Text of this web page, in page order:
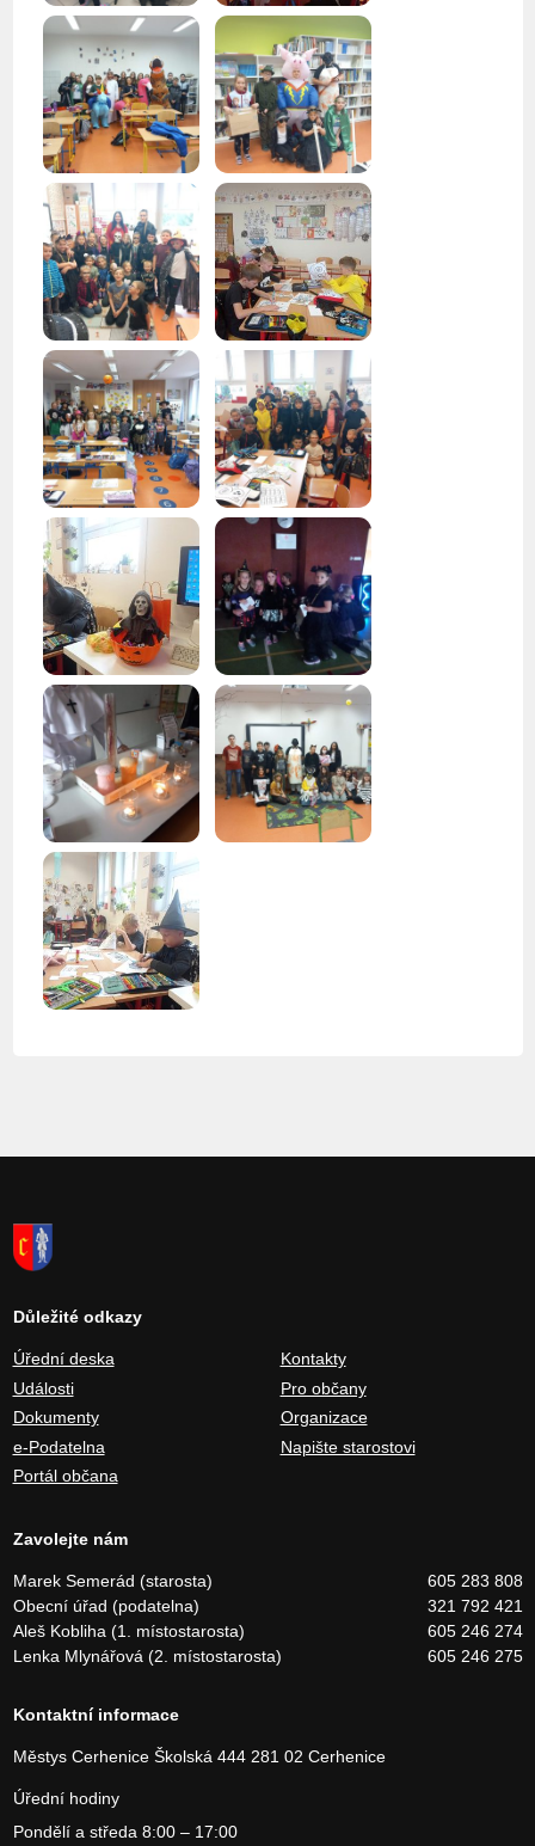
Důležité odkazy
Úřední deska
Události
Dokumenty
e-Podatelna
Portál občana
Kontakty
Pro občany
Organizace
Napište starostovi
Zavolejte nám
Marek Semerád (starosta)
605 283 808
Obecní úřad (podatelna)
321 792 421
Aleš Kobliha (1. místostarosta)
605 246 274
Lenka Mlynářová (2. místostarosta)
605 246 275
Kontaktní informace
Městys CerheniceŠkolská 444281 02 Cerhenice
Úřední hodiny
Pondělí a středa 8:00 – 17:00